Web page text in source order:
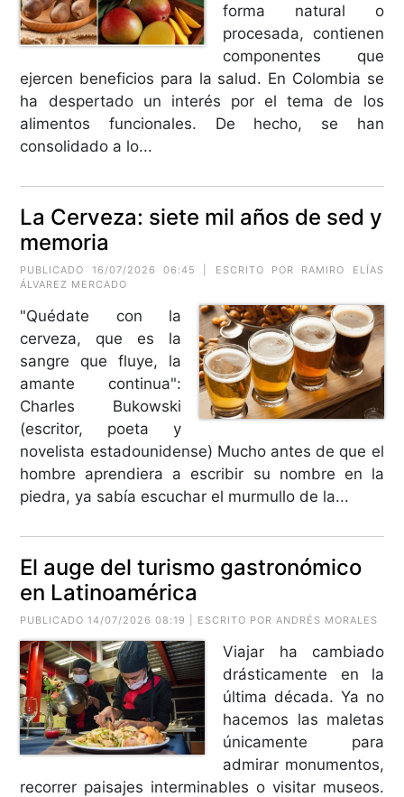
forma natural o
procesada, contienen
componentes que
ejercen beneficios para la salud. En Colombia se
ha despertado un interés por el tema de los
alimentos funcionales. De hecho, se han
consolidado a lo...
La Cerveza: siete mil años de sed y
memoria
PUBLICADO 16/07/2026 06:45 | ESCRITO POR RAMIRO ELÍAS
ÁLVAREZ MERCADO
"Quédate con la
cerveza, que es la
sangre que fluye, la
amante continua":
Charles Bukowski
(escritor, poeta y
novelista estadounidense) Mucho antes de que el
hombre aprendiera a escribir su nombre en la
piedra, ya sabía escuchar el murmullo de la...
El auge del turismo gastronómico
en Latinoamérica
PUBLICADO 14/07/2026 08:19 | ESCRITO POR ANDRÉS MORALES
Viajar ha cambiado
drásticamente en la
última década. Ya no
hacemos las maletas
únicamente para
admirar monumentos,
recorrer paisajes interminables o visitar museos.